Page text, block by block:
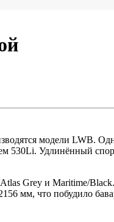
модели LWB.
530Li. Удлинённый
Grey и Maritime/
мм, что побудило